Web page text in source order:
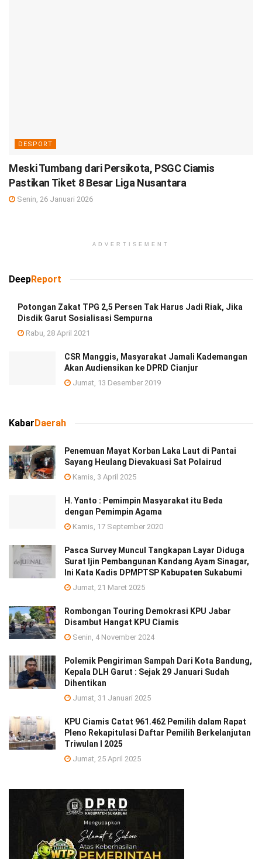
DESPORT
Meski Tumbang dari Persikota, PSGC Ciamis
Pastikan Tiket 8 Besar Liga Nusantara
Senin, 26 Januari 2026
ADVERTISEMENT
DeepReport
Potongan Zakat TPG 2,5 Persen Tak Harus Jadi Riak, Jika
Disdik Garut Sosialisasi Sempurna
Rabu, 28 April 2021
CSR Manggis, Masyarakat Jamali Kademangan
Akan Audiensikan ke DPRD Cianjur
Jumat, 13 Desember 2019
KabarDaerah
Penemuan Mayat Korban Laka Laut di Pantai
Sayang Heulang Dievakuasi Sat Polairud
Kamis, 3 April 2025
H. Yanto : Pemimpin Masyarakat itu Beda
dengan Pemimpin Agama
Kamis, 17 September 2020
Pasca Survey Muncul Tangkapan Layar Diduga
Surat Ijin Pembangunan Kandang Ayam Sinagar,
Ini Kata Kadis DPMPTSP Kabupaten Sukabumi
Jumat, 21 Maret 2025
Rombongan Touring Demokrasi KPU Jabar
Disambut Hangat KPU Ciamis
Senin, 4 November 2024
Polemik Pengiriman Sampah Dari Kota Bandung,
Kepala DLH Garut : Sejak 29 Januari Sudah
Dihentikan
Jumat, 31 Januari 2025
KPU Ciamis Catat 961.462 Pemilih dalam Rapat
Pleno Rekapitulasi Daftar Pemilih Berkelanjutan
Triwulan I 2025
Jumat, 25 April 2025